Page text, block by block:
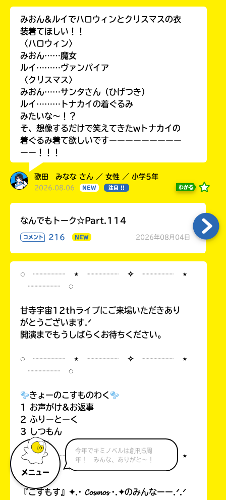
メニュー
今年でキミノベルは創刊5周
年！ みんな、ありがと～！
みおん&ルイでハロウィンとクリスマスの衣
装着てほしい！！
〈ハロウィン〉
みおん……魔女
ルイ………ヴァンパイア
〈クリスマス〉
みおん……サンタさん（ひげつき）
ルイ………トナカイの着ぐるみ
みたいな〜！？
そ、想像するだけで笑えてきたwトナカイの
着ぐるみ着て欲しいですーーーーーーーーー
ーー！！！
歌田 みなな さん ／ 女性 ／ 小学5年
2026.08.06 NEW 注目 !! わかる
なんでもトーク☆Part.114
コメント 216 NEW 2026年08月04日
◌ ┈┈┈┈ ⋆ ┈┈┈┈ ✧ ┈┈┈┈ ⋆
┈┈┈┈ ◌
甘寺宇宙12thライブにご来場いただきあり
がとうございます.ᐟ
開演までもうしばらくお待ちください。
◌ ┈┈┈┈ ⋆ ┈┈┈┈ ✧ ┈┈┈┈ ⋆
┈┈┈┈ ◌
きょーのこすものわく
1 お声がけ&お返事
2 ふりーとーく
3 しつもん
◌ ┈┈┈┈ ⋆ ┈┈┈┈ ✧ ┈┈┈┈ ⋆
┈┈┈┈ ◌
『こすもす』✦.· 𝓒𝓸𝓼𝓶𝓸𝓼 ·.✦のみんなーー.ᐟ.ᐟ